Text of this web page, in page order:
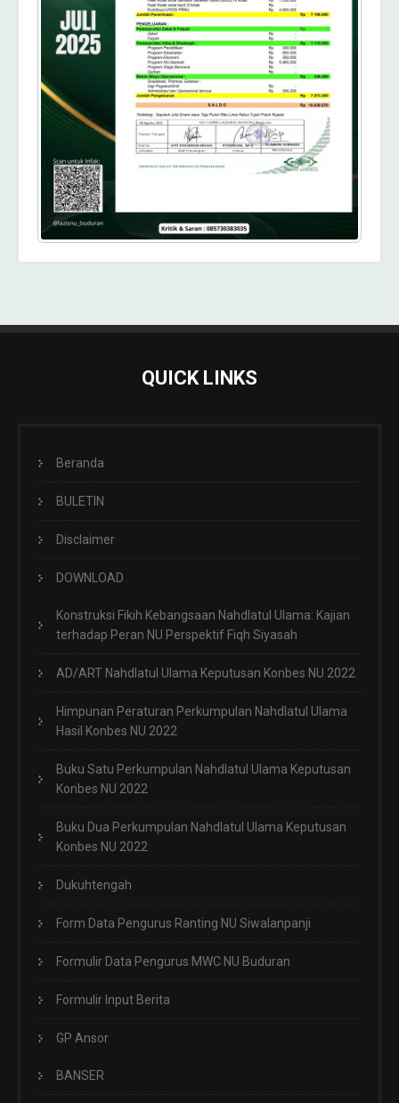
QUICK LINKS
Beranda
BULETIN
Disclaimer
DOWNLOAD
Konstruksi Fikih Kebangsaan Nahdlatul Ulama: Kajian
terhadap Peran NU Perspektif Fiqh Siyasah
AD/ART Nahdlatul Ulama Keputusan Konbes NU 2022
Himpunan Peraturan Perkumpulan Nahdlatul Ulama
Hasil Konbes NU 2022
Buku Satu Perkumpulan Nahdlatul Ulama Keputusan
Konbes NU 2022
Buku Dua Perkumpulan Nahdlatul Ulama Keputusan
Konbes NU 2022
Dukuhtengah
Form Data Pengurus Ranting NU Siwalanpanji
Formulir Data Pengurus MWC NU Buduran
Formulir Input Berita
GP Ansor
BANSER